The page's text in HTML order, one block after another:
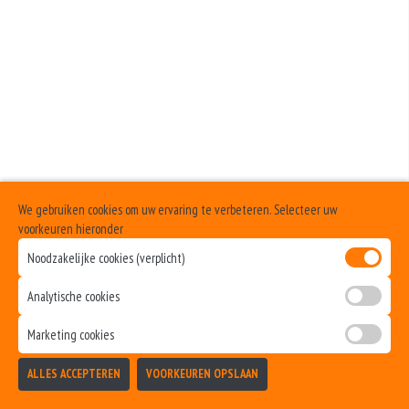
We gebruiken cookies om uw ervaring te verbeteren. Selecteer uw
voorkeuren hieronder
Noodzakelijke cookies (verplicht)
Analytische cookies
Marketing cookies
ALLES ACCEPTEREN VOORKEUREN OPSLAAN